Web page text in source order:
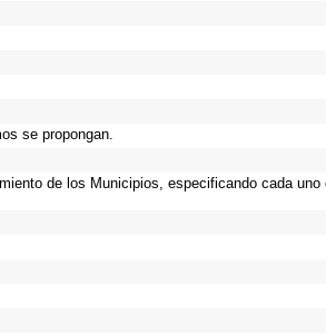
se propongan.
de los Municipios, especificando cada uno